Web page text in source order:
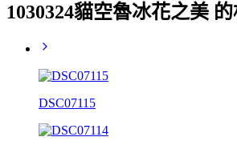
1030324貓空魯冰花之美
DSC07115